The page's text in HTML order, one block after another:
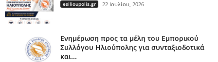
esilioupolis.gr 22 Ιουλίου, 2026
Ενημέρωση προς τα μέλη του Εμπορικού
Συλλόγου Ηλιούπολης για συνταξιοδοτικά
και...